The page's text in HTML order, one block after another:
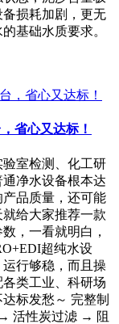
损耗加剧，更无
基础水质要求。
省心又达标！
室检测、化工研
净水设备根本达
品质量，还可能
给大家推荐一款
，一看就明白，
超纯水设
行够稳，而且操
类工业、科研场
标发愁～ 完整制
活性炭过滤 → 阻